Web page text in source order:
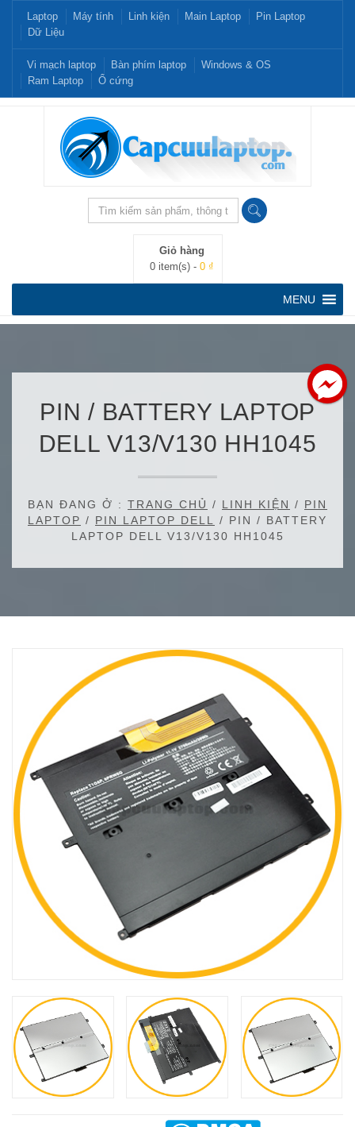
Laptop Máy tính Linh kiện Main Laptop
Pin Laptop
Dữ Liệu
Vi mạch laptop Bàn phím laptop
Windows & OS
Ram Laptop
Ổ cứng
Giỏ hàng
0 item(s) - 0 ₫
PIN / BATTERY LAPTOP
DELL V13/V130 HH1045
BẠN ĐANG Ở : TRANG CHỦ / LINH KIỆN / PIN
LAPTOP / PIN LAPTOP DELL
/ PIN / BATTERY
LAPTOP DELL V13/V130 HH1045